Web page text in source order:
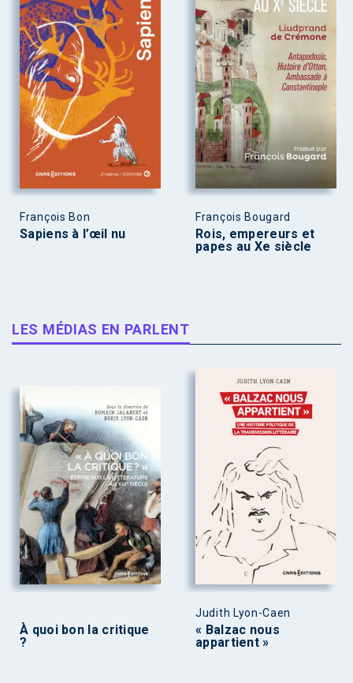
François Bon
Sapiens à l’œil nu
François Bougard
Rois, empereurs et
papes au Xe siècle
LES MÉDIAS EN PARLENT
À quoi bon la critique
?
Judith Lyon-Caen
« Balzac nous
appartient »